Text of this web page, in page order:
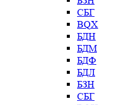
СБГ
BQX
БДН
БДМ
БДФ
БДЛ
БЗН
СБГ